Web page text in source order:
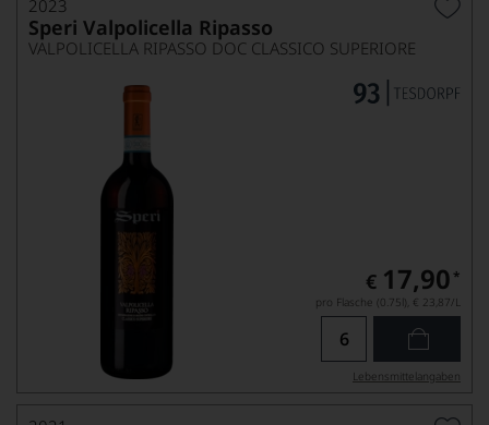
2023
Speri Valpolicella Ripasso
VALPOLICELLA RIPASSO DOC CLASSICO SUPERIORE
€ 17,90 *
pro Flasche (0.75l), € 23,87/L
Lebensmittel­angaben